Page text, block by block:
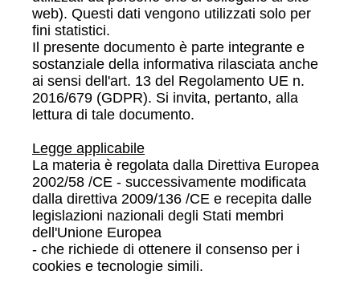
web). Questi dati vengono utilizzati solo per
fini statistici.
Il presente documento è parte integrante e
sostanziale della informativa rilasciata anche
ai sensi dell'art. 13 del Regolamento UE n.
2016/679 (GDPR). Si invita, pertanto, alla
lettura di tale documento.
Legge applicabile
La materia è regolata dalla Direttiva Europea
2002/58 /CE - successivamente modificata
dalla direttiva 2009/136 /CE e recepita dalle
legislazioni nazionali degli Stati membri
dell'Unione Europea
- che richiede di ottenere il consenso per i
cookies e tecnologie simili.